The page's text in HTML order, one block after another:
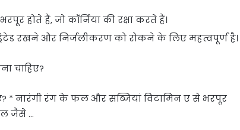
होते हैं, जो कॉर्निया की रक्षा करते हैं।
रखने और निर्जलीकरण को रोकने के लिए महत्वपूर्ण है।
चाहिए?
* नारंगी रंग के फल और सब्जियां विटामिन ए से भरपूर
जैसे …